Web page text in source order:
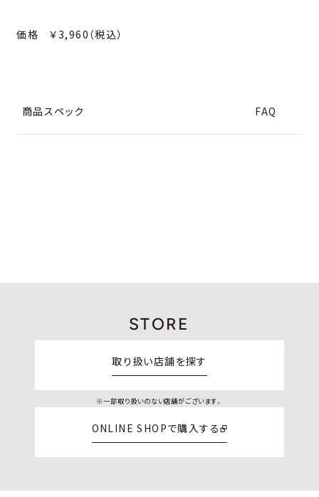
価格 ￥3,960（税込）
商品スペック FAQ
STORE
取り扱い店舗を探す
※一部取り扱いのない店舗がございます。
ONLINE SHOPで購入する